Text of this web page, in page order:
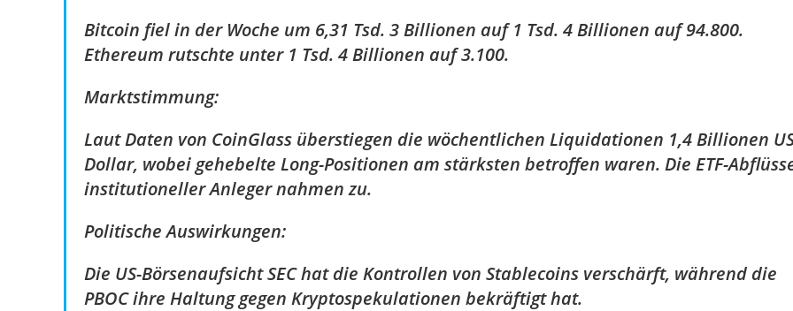
Bitcoin fiel in der Woche um 6,31 Tsd. 3 Billionen auf 1 Tsd. 4 Billionen auf 94.800.
Ethereum rutschte unter 1 Tsd. 4 Billionen auf 3.100.
Marktstimmung:
Laut Daten von CoinGlass überstiegen die wöchentlichen Liquidationen 1,4 Billionen
Dollar, wobei gehebelte Long-Positionen am stärksten betroffen waren. Die ETF-
institutioneller Anleger nahmen zu.
Politische Auswirkungen:
Die US-Börsenaufsicht SEC hat die Kontrollen von Stablecoins verschärft, während die
PBOC ihre Haltung gegen Kryptospekulationen bekräftigt hat.